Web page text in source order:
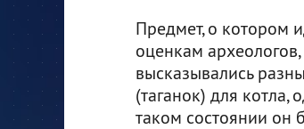
Предмет, о котором
оценкам
высказывались
(таганок) для котла,
таком состоянии он